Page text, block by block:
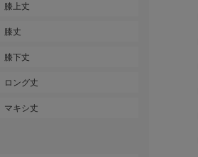
膝上丈
膝丈
膝下丈
ロング丈
マキシ丈